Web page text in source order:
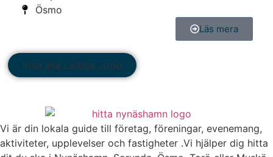
Ösmo
Läs mera
Visa alla Lediga Jobb
Vi är din lokala guide till företag, föreningar, evenemang,
aktiviteter, upplevelser och fastigheter .Vi hjälper dig hitta